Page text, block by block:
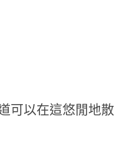
可以在這悠閒地散